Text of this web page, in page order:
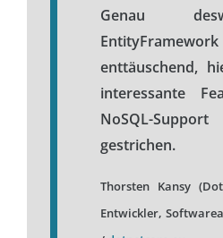
Genau
enttäuschend,
interessante
NoSQL-
gestrichen.
Thorsten Kansy
Entwickler,